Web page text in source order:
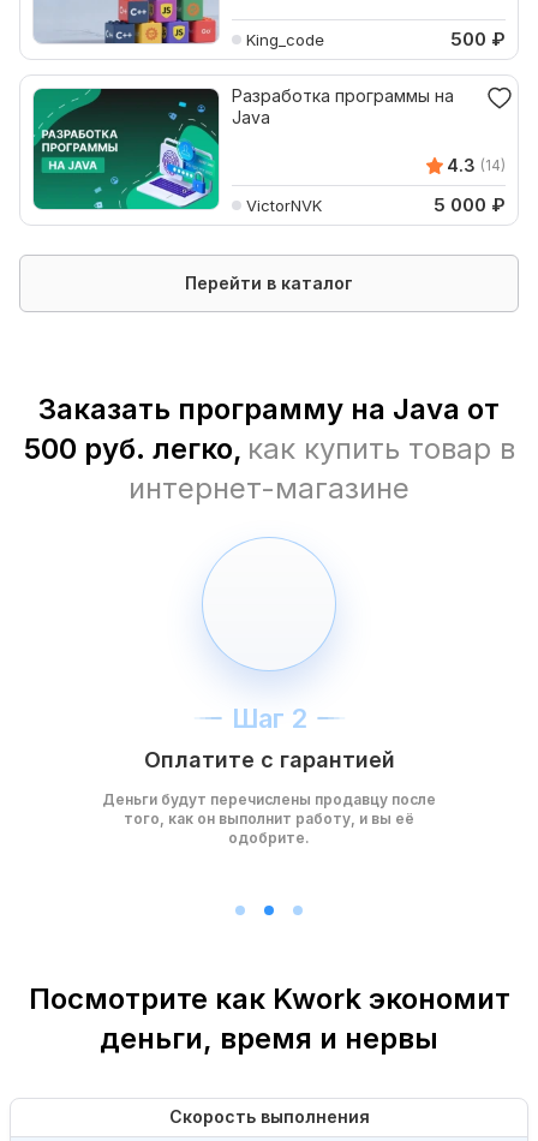
King_code 500 ₽
Разработка программы на
Java
4.3 (14)
VictorNVK 5 000 ₽
Перейти в каталог
Заказать программу на Java от
500 руб. легко, как купить товар в
интернет-магазине
Шаг 2
Оплатите с гарантией
Деньги будут перечислены продавцу после
того, как он выполнит работу, и вы её
одобрите.
Посмотрите как Kwork экономит
деньги, время и нервы
Скорость выполнения